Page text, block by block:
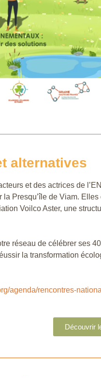
alternatives
et des actrices de
Presqu’île de Viam. Elles
Voilco Aster, une
réseau de célébrer ses
la transformation
agenda/rencontres-
Découvrir